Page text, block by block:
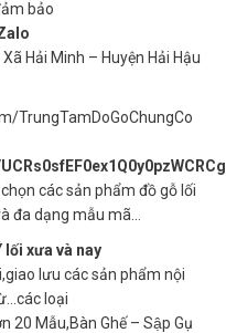
bảo
Hải Minh – Huyện Hải Hậu
TrungTamDoGoChungCo
các sản phẩm đồ gỗ lối
đa dạng mẫu mã…
lối xưa và nay
lưu các sản phẩm nội
loại
20 Mẫu,Bàn Ghế – Sập Gụ